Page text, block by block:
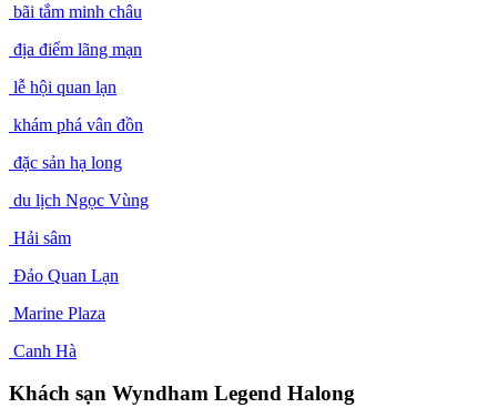
bãi tắm minh châu
địa điểm lãng mạn
lễ hội quan lạn
khám phá vân đồn
đặc sản hạ long
du lịch Ngọc Vùng
Hải sâm
Đảo Quan Lạn
Marine Plaza
Canh Hà
Khách sạn Wyndham Legend Halong